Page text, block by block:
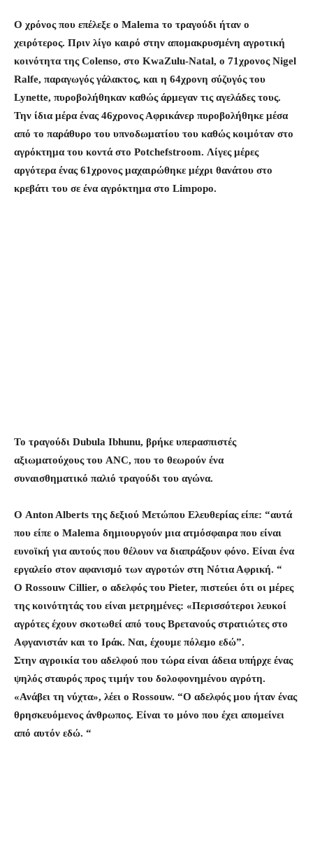
Ο χρόνος που επέλεξε ο Malema το τραγούδι ήταν ο
χειρότερος. Πριν λίγο καιρό στην απομακρυσμένη αγροτική
κοινότητα της Colenso, στο KwaZulu-Natal, ο 71χρονος Nigel
Ralfe, παραγωγός γάλακτος, και η 64χρονη σύζυγός του
Lynette, πυροβολήθηκαν καθώς άρμεγαν τις αγελάδες τους.
Την ίδια μέρα ένας 46χρονος Αφρικάνερ πυροβολήθηκε μέσα
από το παράθυρο του υπνοδωματίου του καθώς κοιμόταν στο
αγρόκτημα του κοντά στο Potchefstroom. Λίγες μέρες
αργότερα ένας 61χρονος μαχαιρώθηκε μέχρι θανάτου στο
κρεβάτι του σε ένα αγρόκτημα στο Limpopo.
Το τραγούδι Dubula Ibhunu, βρήκε υπερασπιστές
αξιωματούχους του ANC, που το θεωρούν ένα
συναισθηματικό παλιό τραγούδι του αγώνα.
Ο Anton Alberts της δεξιού Μετώπου Ελευθερίας είπε: “αυτά
που είπε ο Malema δημιουργούν μια ατμόσφαιρα που είναι
ευνοϊκή για αυτούς που θέλουν να διαπράξουν φόνο. Είναι ένα
εργαλείο στον αφανισμό των αγροτών στη Νότια Αφρική. “
Ο Rossouw Cillier, ο αδελφός του Pieter, πιστεύει ότι οι μέρες
της κοινότητάς του είναι μετρημένες: «Περισσότεροι λευκοί
αγρότες έχουν σκοτωθεί από τους Βρετανούς στρατιώτες στο
Αφγανιστάν και το Ιράκ. Ναι, έχουμε πόλεμο εδώ”.
Στην αγροικία του αδελφού που τώρα είναι άδεια υπήρχε ένας
ψηλός σταυρός προς τιμήν του δολοφονημένου αγρότη.
«Ανάβει τη νύχτα», λέει ο Rossouw. “Ο αδελφός μου ήταν ένας
θρησκευόμενος άνθρωπος. Είναι το μόνο που έχει απομείνει
από αυτόν εδώ. “